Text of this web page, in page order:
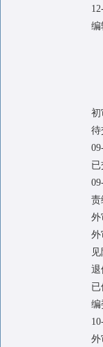
编
初
待
已
责
外
外
退
已
编
外